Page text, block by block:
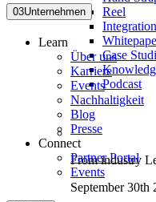
Reel
Case
Podcast
From industry
September 30th
03Unternehmen
Learn
Über uns
Karriere
Events
Nachhaltigkeit
Blog
Presse
Connect
Partner Portal
Events